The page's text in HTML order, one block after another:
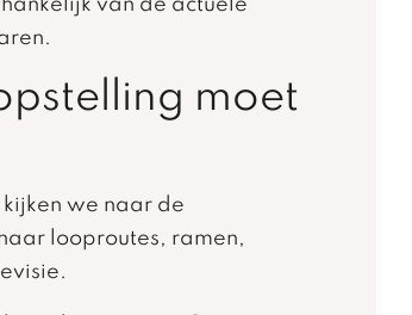
van de actuele
moet
we naar de
looproutes, ramen,